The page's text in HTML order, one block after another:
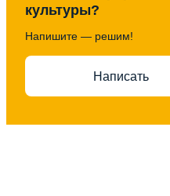
культуры?
Напишите — решим!
Написать